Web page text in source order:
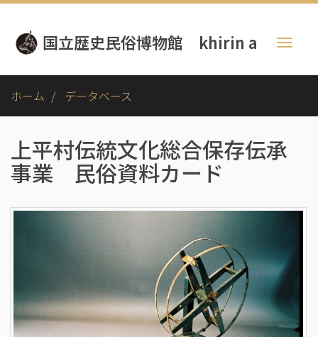
ン
ツ
国立歴史民俗博物館 khirin a
ホーム データベース
上平村伝統文化総合保存伝承
事業 民俗資料カード